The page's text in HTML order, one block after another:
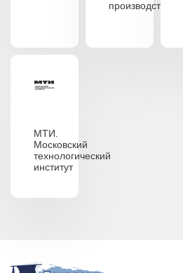
производства
МТИ.
Московский
технологический
институт